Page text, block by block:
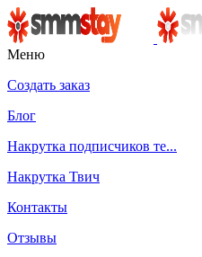
Меню
Создать заказ
Блог
Накрутка подписчиков те...
Накрутка Твич
Контакты
Отзывы